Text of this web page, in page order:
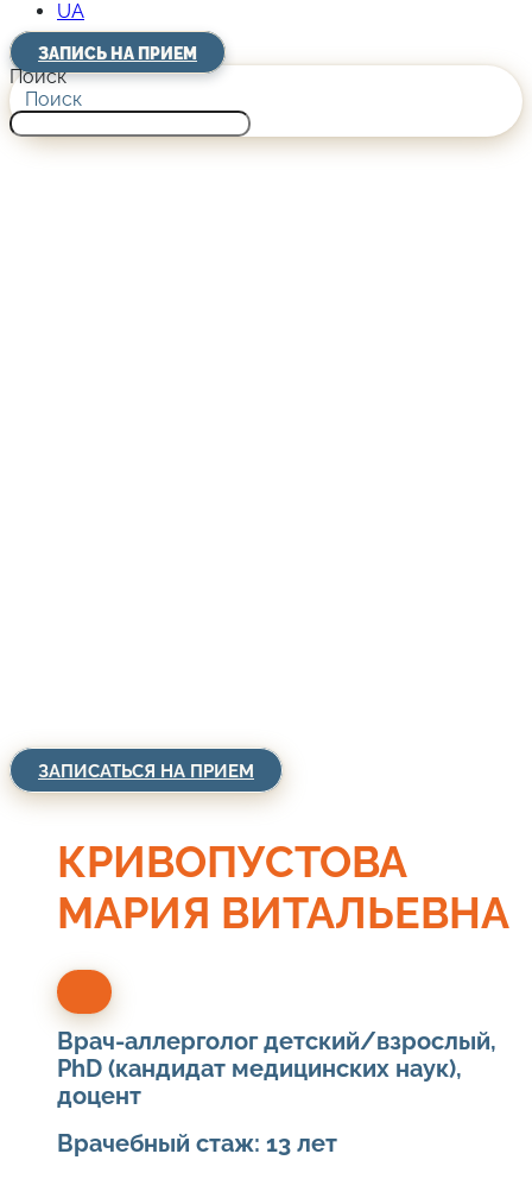
UA
ЗАПИСЬ НА ПРИЕМ
Поиск
Поиск
ЗАПИСАТЬСЯ НА ПРИЕМ
КРИВОПУСТОВА
МАРИЯ ВИТАЛЬЕВНА
Врач-аллерголог детский/взрослый,
PhD (кандидат медицинских наук),
доцент
Врачебный стаж: 13 лет